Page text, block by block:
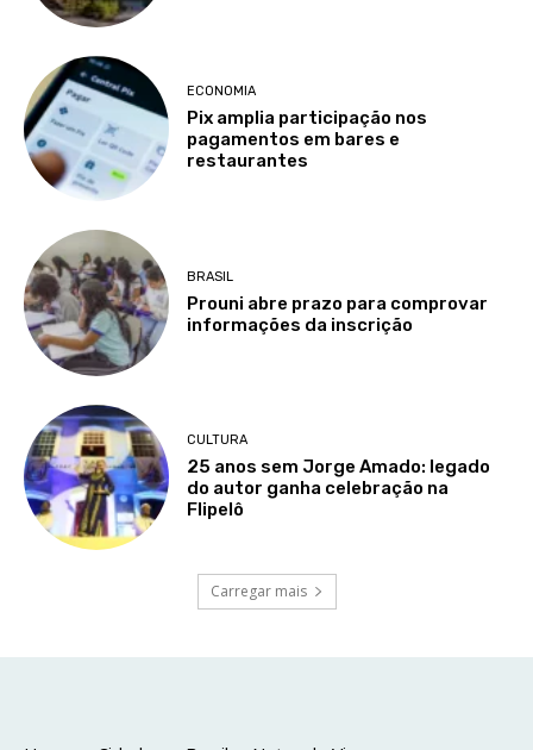
ECONOMIA
Pix amplia participação nos
pagamentos em bares e
restaurantes
BRASIL
Prouni abre prazo para comprovar
informações da inscrição
CULTURA
25 anos sem Jorge Amado: legado
do autor ganha celebração na
Flipelô
Carregar mais